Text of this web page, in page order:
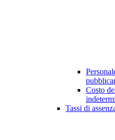
Costo
Tassi di